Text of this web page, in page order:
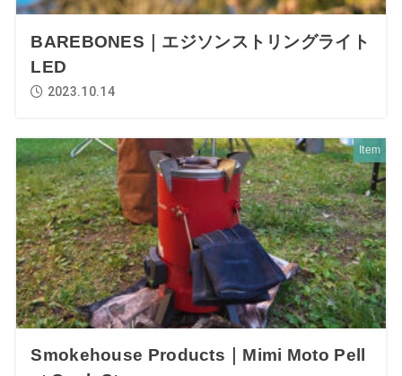
BAREBONES｜エジソンストリングライト
LED
2023.10.14
Item
Smokehouse Products｜Mimi Moto Pell